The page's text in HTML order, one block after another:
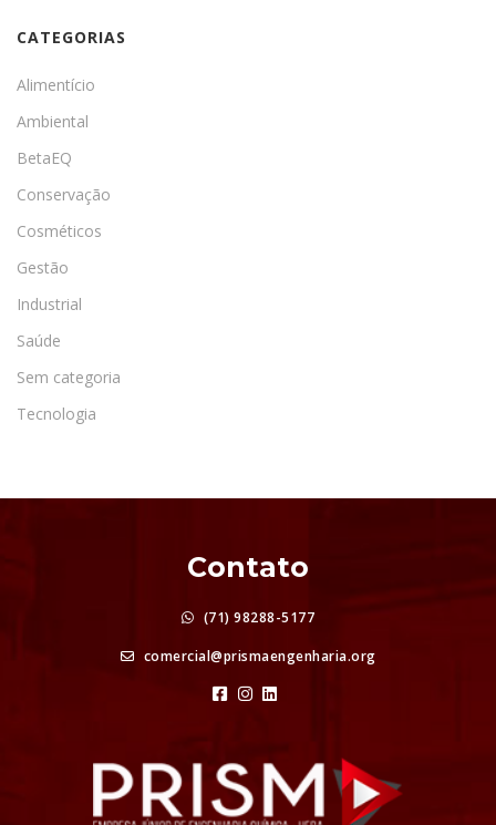
CATEGORIAS
Alimentício
Ambiental
BetaEQ
Conservação
Cosméticos
Gestão
Industrial
Saúde
Sem categoria
Tecnologia
Contato
(71) 98288-5177
comercial@prismaengenharia.org